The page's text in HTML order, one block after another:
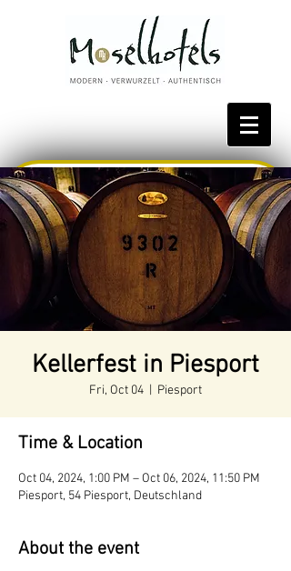
Bestpreis reservieren
Kellerfest in Piesport
Fri, Oct 04 Piesport
Time & Location
Oct 04, 2024, 1:00 PM – Oct 06, 2024, 11:50 PM
Piesport, 54 Piesport, Deutschland
About the event